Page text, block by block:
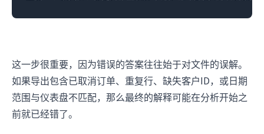
这一步很重要，因为错误的答案往往始于对文件的误解。
如果导出包含已取消订单、重复行、缺失客户ID，或日期
范围与仪表盘不匹配，那么最终的解释可能在分析开始之
前就已经错了。